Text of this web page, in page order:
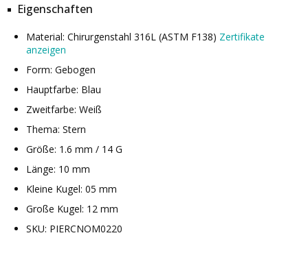
Eigenschaften
Material: Chirurgenstahl 316L (ASTM F138) Zertifikate
anzeigen
Form: Gebogen
Hauptfarbe: Blau
Zweitfarbe: Weiß
Thema: Stern
Größe: 1.6 mm / 14 G
Länge: 10 mm
Kleine Kugel: 05 mm
Große Kugel: 12 mm
SKU: PIERCNOM0220